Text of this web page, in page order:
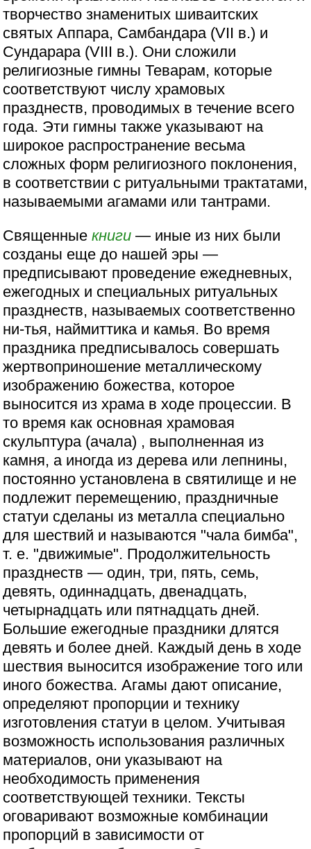
творчество знаменитых шиваитских
святых Аппара, Самбандара (VII в.) и
Сундарара (VIII в.). Они сложили
религиозные гимны Теварам, которые
соответствуют числу храмовых
празднеств, проводимых в течение всего
года. Эти гимны также указывают на
широкое распространение весьма
сложных форм религиозного поклонения,
в соответствии с ритуальными трактатами,
называемыми агамами или тантрами.
Священныекниги — иные из них были
созданы еще до нашей эры —
предписывают проведение ежедневных,
ежегодных и специальных ритуальных
празднеств, называемых соответственно
ни-тья, наймиттика и камья. Во время
праздника предписывалось совершать
жертвоприношение металлическому
изображению божества, которое
выносится из храма в ходе процессии. В
то время как основная храмовая
скульптура (ачала) , выполненная из
камня, а иногда из дерева или лепнины,
постоянно установлена в святилище и не
подлежит перемещению, праздничные
статуи сделаны из металла специально
для шествий и называются "чала бимба",
т. е. "движимые". Продолжительность
празднеств — один, три, пять, семь,
девять, одиннадцать, двенадцать,
четырнадцать или пятнадцать дней.
Большие ежегодные праздники длятся
девять и более дней. Каждый день в ходе
шествия выносится изображение того или
иного божества. Агамы дают описание,
определяют пропорции и технику
изготовления статуи в целом. Учитывая
возможность использования различных
материалов, они указывают на
необходимость применения
соответствующей техники. Тексты
оговаривают возможные комбинации
пропорций в зависимости от